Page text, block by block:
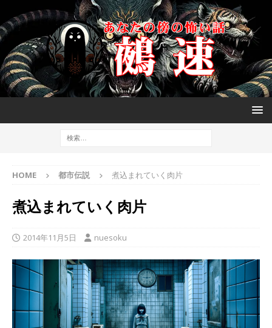
HOME 都市伝説 煮込まれていく肉片
煮込まれていく肉片
2014年11月5日 nuesoku